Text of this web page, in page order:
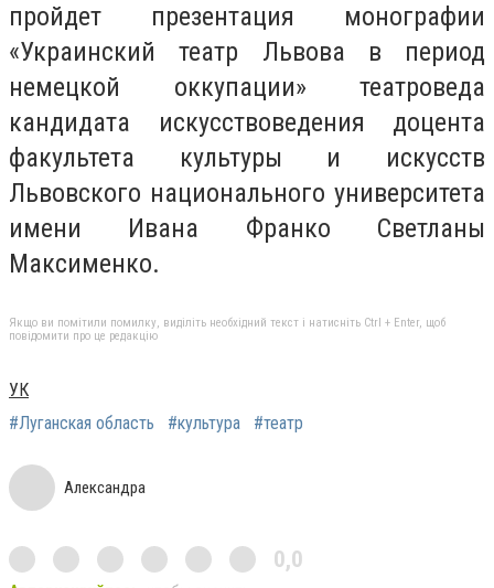
пройдет презентация монографии
«Украинский театр Львова в период
немецкой оккупации» театроведа
кандидата искусствоведения доцента
факультета культуры и искусств
Львовского национального университета
имени Ивана Франко Светланы
Максименко.
Якщо ви помітили помилку, виділіть необхідний текст і натисніть Ctrl + Enter, щоб
повідомити про це редакцію
УК
#Луганская область
#культура #театр
Александра
0,0